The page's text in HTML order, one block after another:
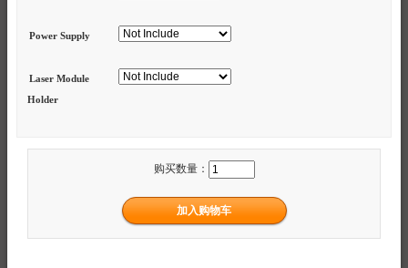
Power Supply
Laser Module
Holder
购买数量：